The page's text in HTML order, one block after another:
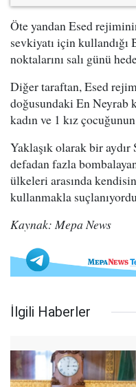
Öte yandan Esed
sevkiyatı için kullandığı
noktalarını salı günü
Diğer taraftan, Esed
doğusundaki En Neyrab
kadın ve 1 kız
Yaklaşık olarak bir aydır
defadan fazla
ülkeleri arasında
kullanmakla
Kaynak: Mepa News
İlgili Haberler